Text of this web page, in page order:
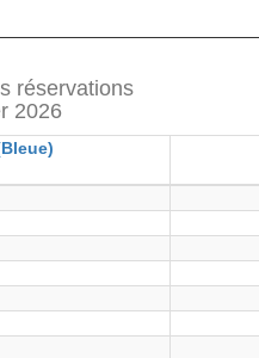
réservations
2026